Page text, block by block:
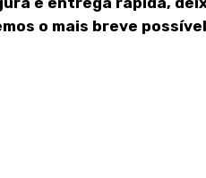
o mais breve